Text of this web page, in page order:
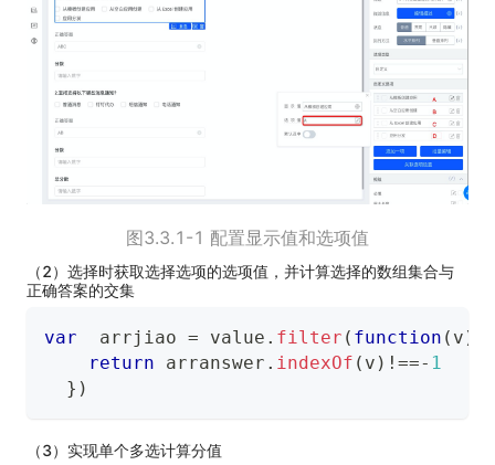
图3.3.1-1 配置显示值和选项值
（2）选择时获取选择选项的选项值，并计算选择的数组集合与
正确答案的交集
var
  arrjiao
= value . filter ( function ( v )
return arranswer . indexOf ( v ) !==- 1
} )
（3）实现单个多选计算分值